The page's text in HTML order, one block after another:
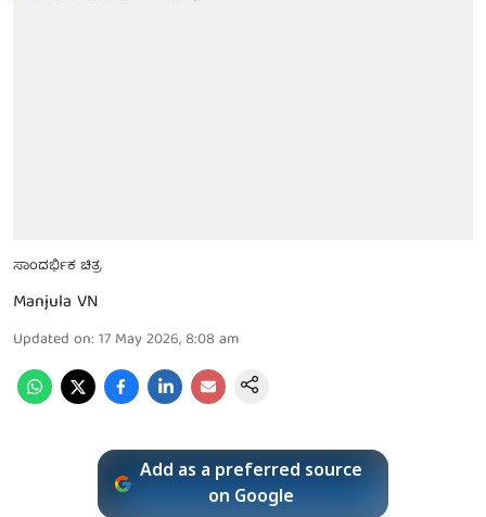
ಸಾಂದರ್ಭಿಕ ಚಿತ್ರ
Manjula VN
Updated on: 17 May 2026, 8:08 am
Add as a preferred source
on Google